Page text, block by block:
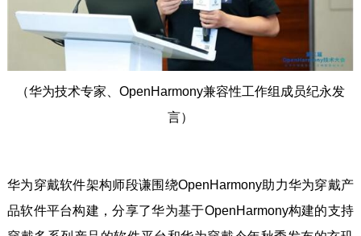
（华为技术专家、OpenHarmony兼容性工作组成员纪永发
言）
华为穿戴软件架构师段谦围绕OpenHarmony助力华为穿戴产
品软件平台构建，分享了华为基于OpenHarmony构建的支持